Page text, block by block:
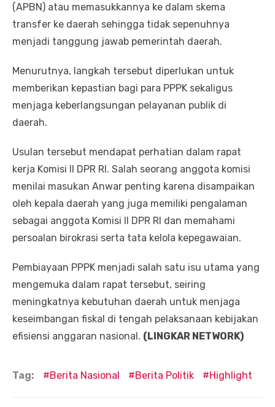
(APBN) atau memasukkannya ke dalam skema
transfer ke daerah sehingga tidak sepenuhnya
menjadi tanggung jawab pemerintah daerah.
Menurutnya, langkah tersebut diperlukan untuk
memberikan kepastian bagi para PPPK sekaligus
menjaga keberlangsungan pelayanan publik di
daerah.
Usulan tersebut mendapat perhatian dalam rapat
kerja Komisi II DPR RI. Salah seorang anggota komisi
menilai masukan Anwar penting karena disampaikan
oleh kepala daerah yang juga memiliki pengalaman
sebagai anggota Komisi II DPR RI dan memahami
persoalan birokrasi serta tata kelola kepegawaian.
Pembiayaan PPPK menjadi salah satu isu utama yang
mengemuka dalam rapat tersebut, seiring
meningkatnya kebutuhan daerah untuk menjaga
keseimbangan fiskal di tengah pelaksanaan kebijakan
efisiensi anggaran nasional. (LINGKAR NETWORK)
Tag: Berita Nasional Berita Politik Highlight